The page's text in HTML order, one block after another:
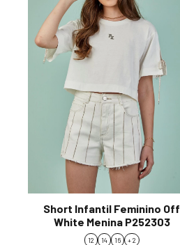
Short Infantil Feminino Off
White Menina P252303
12 14 16 + 2